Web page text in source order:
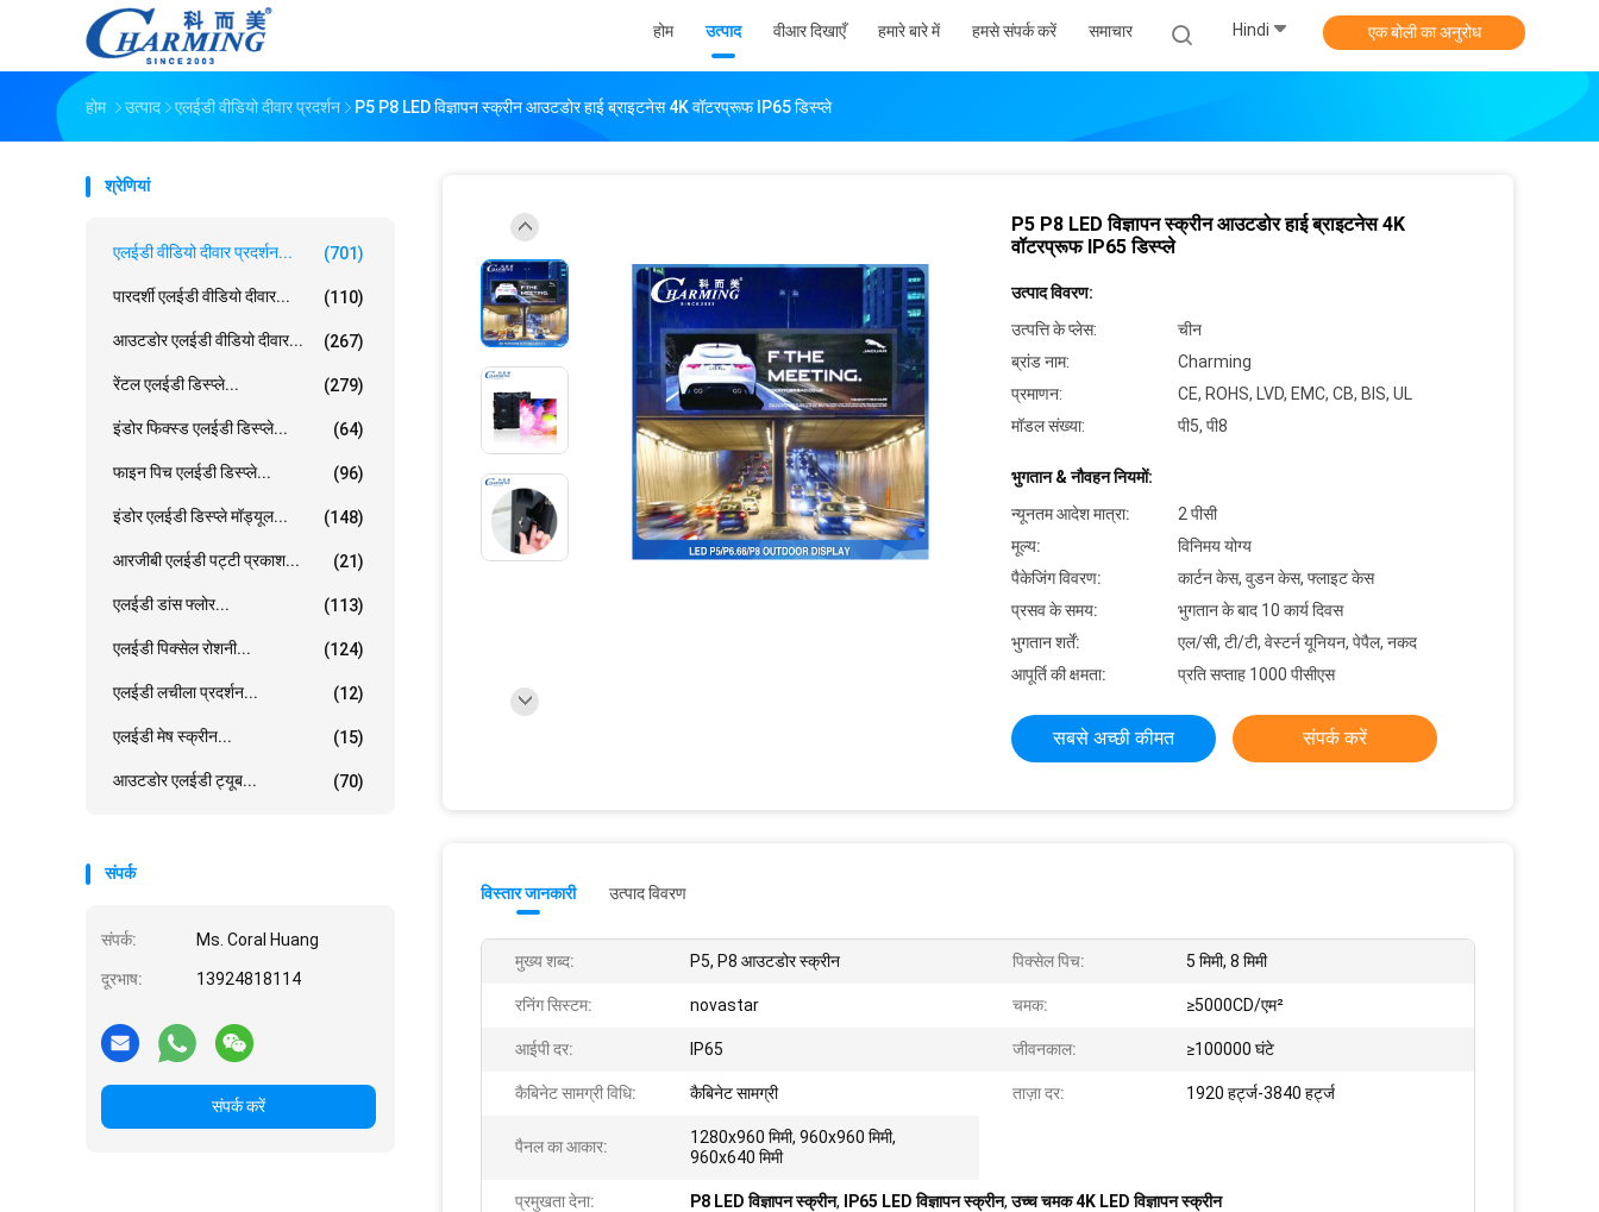
होम उत्पाद वीआर दिखाएँ हमारे बारे में हमसे संपर्क करें समाचार Hindi एक बोली का अनुरोध
होम उत्पाद एलईडी वीडियो दीवार प्रदर्शन P5 P8 LED विज्ञापन स्क्रीन आउटडोर हाई ब्राइटनेस 4K वॉटरप्रूफ IP65 डिस्प्ले
श्रेणियां
एलईडी वीडियो दीवार प्रदर्शन... (701)
पारदर्शी एलईडी वीडियो दीवार... (110)
आउटडोर एलईडी वीडियो दीवार... (267)
रेंटल एलईडी डिस्प्ले... (279)
इंडोर फिक्स्ड एलईडी डिस्प्ले... (64)
फाइन पिच एलईडी डिस्प्ले... (96)
इंडोर एलईडी डिस्प्ले मॉड्यूल... (148)
आरजीबी एलईडी पट्टी प्रकाश... (21)
एलईडी डांस फ्लोर... (113)
एलईडी पिक्सेल रोशनी... (124)
एलईडी लचीला प्रदर्शन... (12)
एलईडी मेष स्क्रीन... (15)
आउटडोर एलईडी ट्यूब... (70)
संपर्क
संपर्क: Ms. Coral Huang
दूरभाष: 13924818114
संपर्क करें
P5 P8 LED विज्ञापन स्क्रीन आउटडोर हाई ब्राइटनेस 4K
वॉटरप्रूफ IP65 डिस्प्ले
उत्पाद विवरण:
उत्पत्ति के प्लेस:
चीन
ब्रांड नाम:
Charming
प्रमाणन:
CE, ROHS, LVD, EMC, CB, BIS, UL
मॉडल संख्या:
पी5, पी8
भुगतान & नौवहन नियमों:
न्यूनतम आदेश मात्रा:
2 पीसी
मूल्य:
विनिमय योग्य
पैकेजिंग विवरण:
कार्टन केस, वुडन केस, फ्लाइट केस
प्रसव के समय:
भुगतान के बाद 10 कार्य दिवस
भुगतान शर्तें:
एल/सी, टी/टी, वेस्टर्न यूनियन, पेपैल, नकद
आपूर्ति की क्षमता:
प्रति सप्ताह 1000 पीसीएस
सबसे अच्छी कीमत संपर्क करें
विस्तार जानकारी उत्पाद विवरण
मुख्य शब्द: P5, P8 आउटडोर स्क्रीन पिक्सेल पिच: 5 मिमी, 8 मिमी
रनिंग सिस्टम: novastar चमक: ≥5000CD/एम²
आईपी ​​दर: IP65 जीवनकाल: ≥100000 घंटे
कैबिनेट सामग्री विधि: कैबिनेट सामग्री ताज़ा दर: 1920 हर्ट्ज-3840 हर्ट्ज
पैनल का आकार:
1280x960 मिमी, 960x960 मिमी,
960x640 मिमी
प्रमुखता देना: P8 LED विज्ञापन स्क्रीन, IP65 LED विज्ञापन स्क्रीन,उच्च चमक 4K LED विज्ञापन स्क्रीन